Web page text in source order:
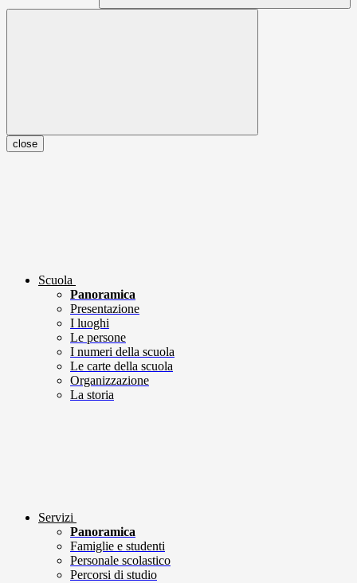
close
Scuola
Panoramica
Presentazione
I luoghi
Le persone
I numeri della scuola
Le carte della scuola
Organizzazione
La storia
Servizi
Panoramica
Famiglie e studenti
Personale scolastico
Percorsi di studio